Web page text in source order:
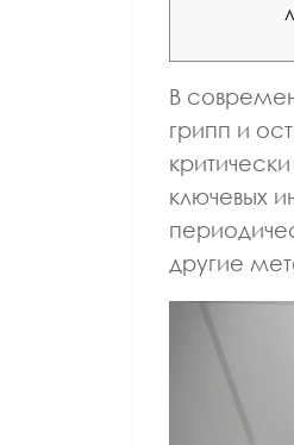
В
грипп и
ключевых
другие